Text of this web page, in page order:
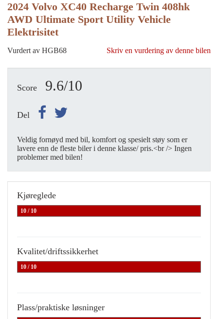
2024 Volvo XC40 Recharge Twin 408hk
AWD Ultimate Sport Utility Vehicle
Elektrisitet
Vurdert av HGB68 Skriv en vurdering av denne bilen
Score 9.6/10
Del
Veldig fornøyd med bil, komfort og spesielt støy som er
lavere enn de fleste biler i denne klasse/ pris.<br /> Ingen
problemer med bilen!
Kjøreglede
10 / 10
Kvalitet/driftssikkerhet
10 / 10
Plass/praktiske løsninger